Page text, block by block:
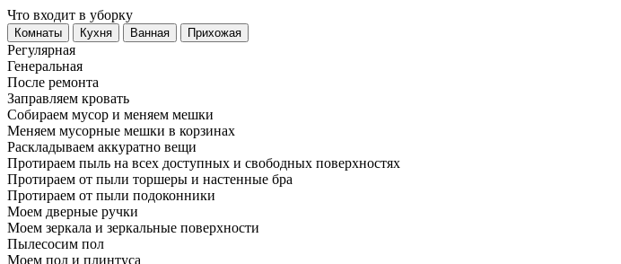
Что входит в уборку
Регу­лярная
Гене­ральная
После ремонта
Заправляем кровать
Собираем мусор и меняем мешки
Меняем мусорные мешки в корзинах
Раскладываем аккуратно вещи
Протираем пыль на всех доступных и свободных поверхностях
Протираем от пыли торшеры и настенные бра
Протираем от пыли подоконники
Моем дверные ручки
Моем зеркала и зеркальные поверхности
Пылесосим пол
Моем пол и плинтуса